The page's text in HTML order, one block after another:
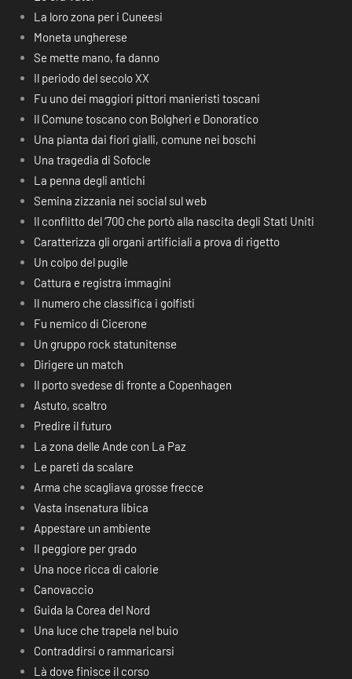
La loro zona per i Cuneesi
Moneta ungherese
Se mette mano, fa danno
Il periodo del secolo XX
Fu uno dei maggiori pittori manieristi toscani
Il Comune toscano con Bolgheri e Donoratico
Una pianta dai fiori gialli, comune nei boschi
Una tragedia di Sofocle
La penna degli antichi
Semina zizzania nei social sul web
Il conflitto del ‘700 che portò alla nascita degli Stati Uniti
Caratterizza gli organi artificiali a prova di rigetto
Un colpo del pugile
Cattura e registra immagini
Il numero che classifica i golfisti
Fu nemico di Cicerone
Un gruppo rock statunitense
Dirigere un match
Il porto svedese di fronte a Copenhagen
Astuto, scaltro
Predire il futuro
La zona delle Ande con La Paz
Le pareti da scalare
Arma che scagliava grosse frecce
Vasta insenatura libica
Appestare un ambiente
Il peggiore per grado
Una noce ricca di calorie
Canovaccio
Guida la Corea del Nord
Una luce che trapela nel buio
Contraddirsi o rammaricarsi
Là dove finisce il corso